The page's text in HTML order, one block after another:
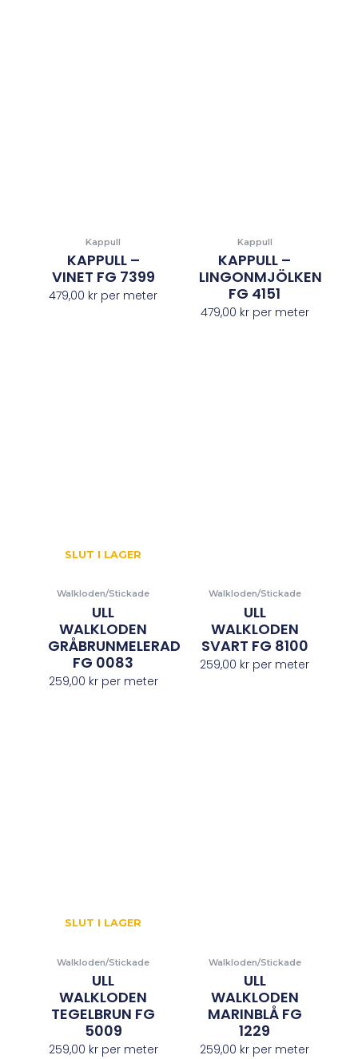
Kappull
KAPPULL –
VINET FG 7399
479,00 kr per meter
Kappull
KAPPULL –
LINGONMJÖLKEN
FG 4151
479,00 krper meter
SLUT I LAGER
Walkloden/Stickade
ULL
WALKLODEN
GRÅBRUNMELERAD
FG 0083
259,00 krper meter
Walkloden/Stickade
ULL
WALKLODEN
SVART FG 8100
259,00 kr per meter
SLUT I LAGER
Walkloden/Stickade
ULL
WALKLODEN
TEGELBRUN FG
5009
259,00 krper meter
Walkloden/Stickade
ULL
WALKLODEN
MARINBLÅ FG
1229
259,00 kr per meter